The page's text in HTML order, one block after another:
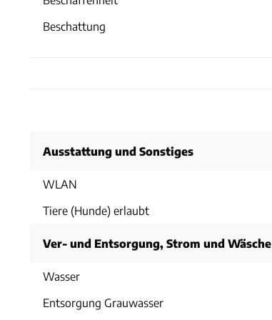
Beschattung
Ausstattung und Sonstiges
WLAN
Tiere (Hunde) erlaubt
Ver- und Entsorgung, Strom und Wäsche
Wasser
Entsorgung Grauwasser